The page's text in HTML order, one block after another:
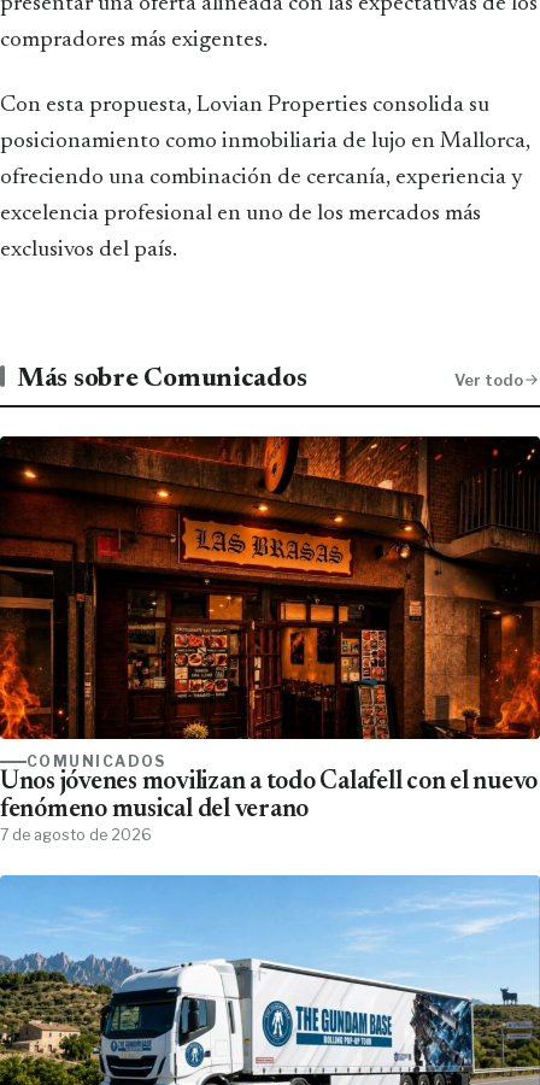
compradores más exigentes.
Con esta propuesta, Lovian Properties consolida su
posicionamiento como inmobiliaria de lujo en Mallorca,
ofreciendo una combinación de cercanía, experiencia y
excelencia profesional en uno de los mercados más
exclusivos del país.
Más sobre Comunicados Ver todo
COMUNICADOS
Unos jóvenes movilizan a todo Calafell con el nuevo
fenómeno musical del verano
7 de agosto de 2026